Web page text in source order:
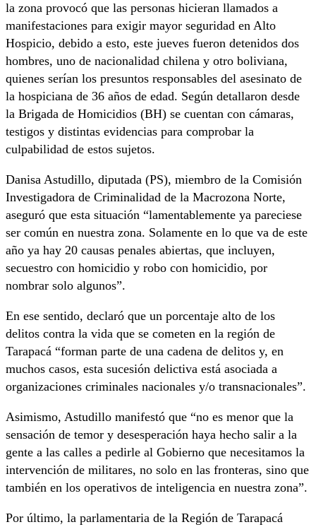
la zona provocó que las personas hicieran llamados a
manifestaciones para exigir mayor seguridad en Alto
Hospicio, debido a esto, este jueves fueron detenidos dos
hombres, uno de nacionalidad chilena y otro boliviana,
quienes serían los presuntos responsables del asesinato de
la hospiciana de 36 años de edad. Según detallaron desde
la Brigada de Homicidios (BH) se cuentan con cámaras,
testigos y distintas evidencias para comprobar la
culpabilidad de estos sujetos.
Danisa Astudillo, diputada (PS), miembro de la Comisión
Investigadora de Criminalidad de la Macrozona Norte,
aseguró que esta situación “lamentablemente ya pareciese
ser común en nuestra zona. Solamente en lo que va de este
año ya hay 20 causas penales abiertas, que incluyen,
secuestro con homicidio y robo con homicidio, por
nombrar solo algunos”.
En ese sentido, declaró que un porcentaje alto de los
delitos contra la vida que se cometen en la región de
Tarapacá “forman parte de una cadena de delitos y, en
muchos casos, esta sucesión delictiva está asociada a
organizaciones criminales nacionales y/o transnacionales”.
Asimismo, Astudillo manifestó que “no es menor que la
sensación de temor y desesperación haya hecho salir a la
gente a las calles a pedirle al Gobierno que necesitamos la
intervención de militares, no solo en las fronteras, sino que
también en los operativos de inteligencia en nuestra zona”.
Por último, la parlamentaria de la Región de Tarapacá